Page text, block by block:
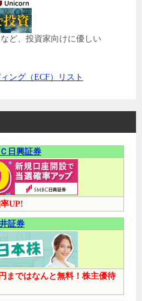
ど、投資家向けに優しい
ング（ECF）リスト
日興証券
UP!
証券
まではなんと無料！株主優待